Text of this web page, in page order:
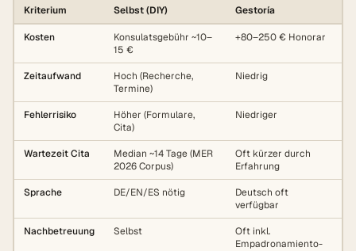
Kriterium Selbst (DIY) Gestoría
Kosten
Konsulatsgebühr ~10–
15 €
+80–250 € Honorar
Zeitaufwand
Hoch (Recherche,
Termine)
Niedrig
Fehlerrisiko
Höher (Formulare,
Cita)
Niedriger
Wartezeit Cita
Median ~14 Tage (MER
2026 Corpus)
Oft kürzer durch
Erfahrung
Sprache DE/EN/ES nötig
Deutsch oft
verfügbar
Nachbetreuung Selbst
Oft inkl.
Empadronamiento-